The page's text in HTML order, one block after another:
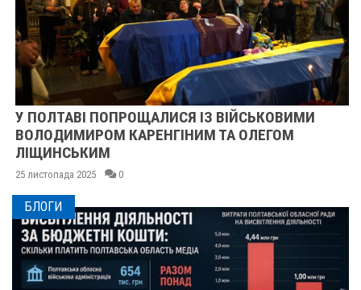
У ПОЛТАВІ ПОПРОЩАЛИСЯ ІЗ ВІЙСЬКОВИМИ
ВОЛОДИМИРОМ КАРЕНГІНИМ ТА ОЛЕГОМ
ЛІЩИНСЬКИМ
25 листопада 2025 0
БЛОГИ